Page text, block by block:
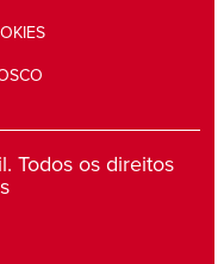
Todos os direitos